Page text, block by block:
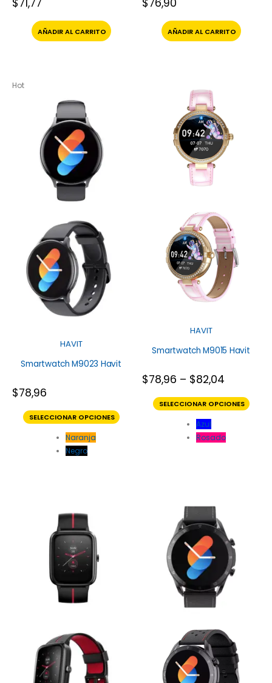
AÑADIR AL CARRITO AÑADIR AL CARRITO
Hot
HAVIT
Smartwatch M9023 Havit
$78,96
SELECCIONAR OPCIONES
Naranja
Negro
HAVIT
Smartwatch M9015 Havit
$78,96 – $82,04
SELECCIONAR OPCIONES
Azul
Rosado